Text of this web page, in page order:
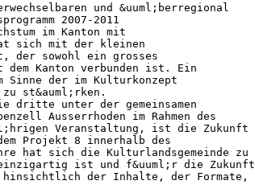
und &uuml;berregional
2007-2011
im Kanton mit
sich mit der kleinen
der sowohl ein grosses
Kanton verbunden ist. Ein
der im Kulturkonzept
st&auml;rken.
dritte unter der gemeinsamen
Ausserrhoden im Rahmen des
Veranstaltung, ist die Zukunft
Projekt 8 innerhalb des
hat sich die Kulturlandsgemeinde zu
einzigartig ist und f&uuml;r die Zukunft
hinsichtlich der Inhalte, der Formate,